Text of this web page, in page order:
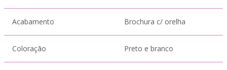
Acabamento Brochura c/ orelha
Coloração Preto e branco